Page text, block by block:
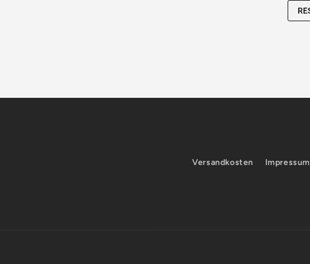
Versandkosten Impressum